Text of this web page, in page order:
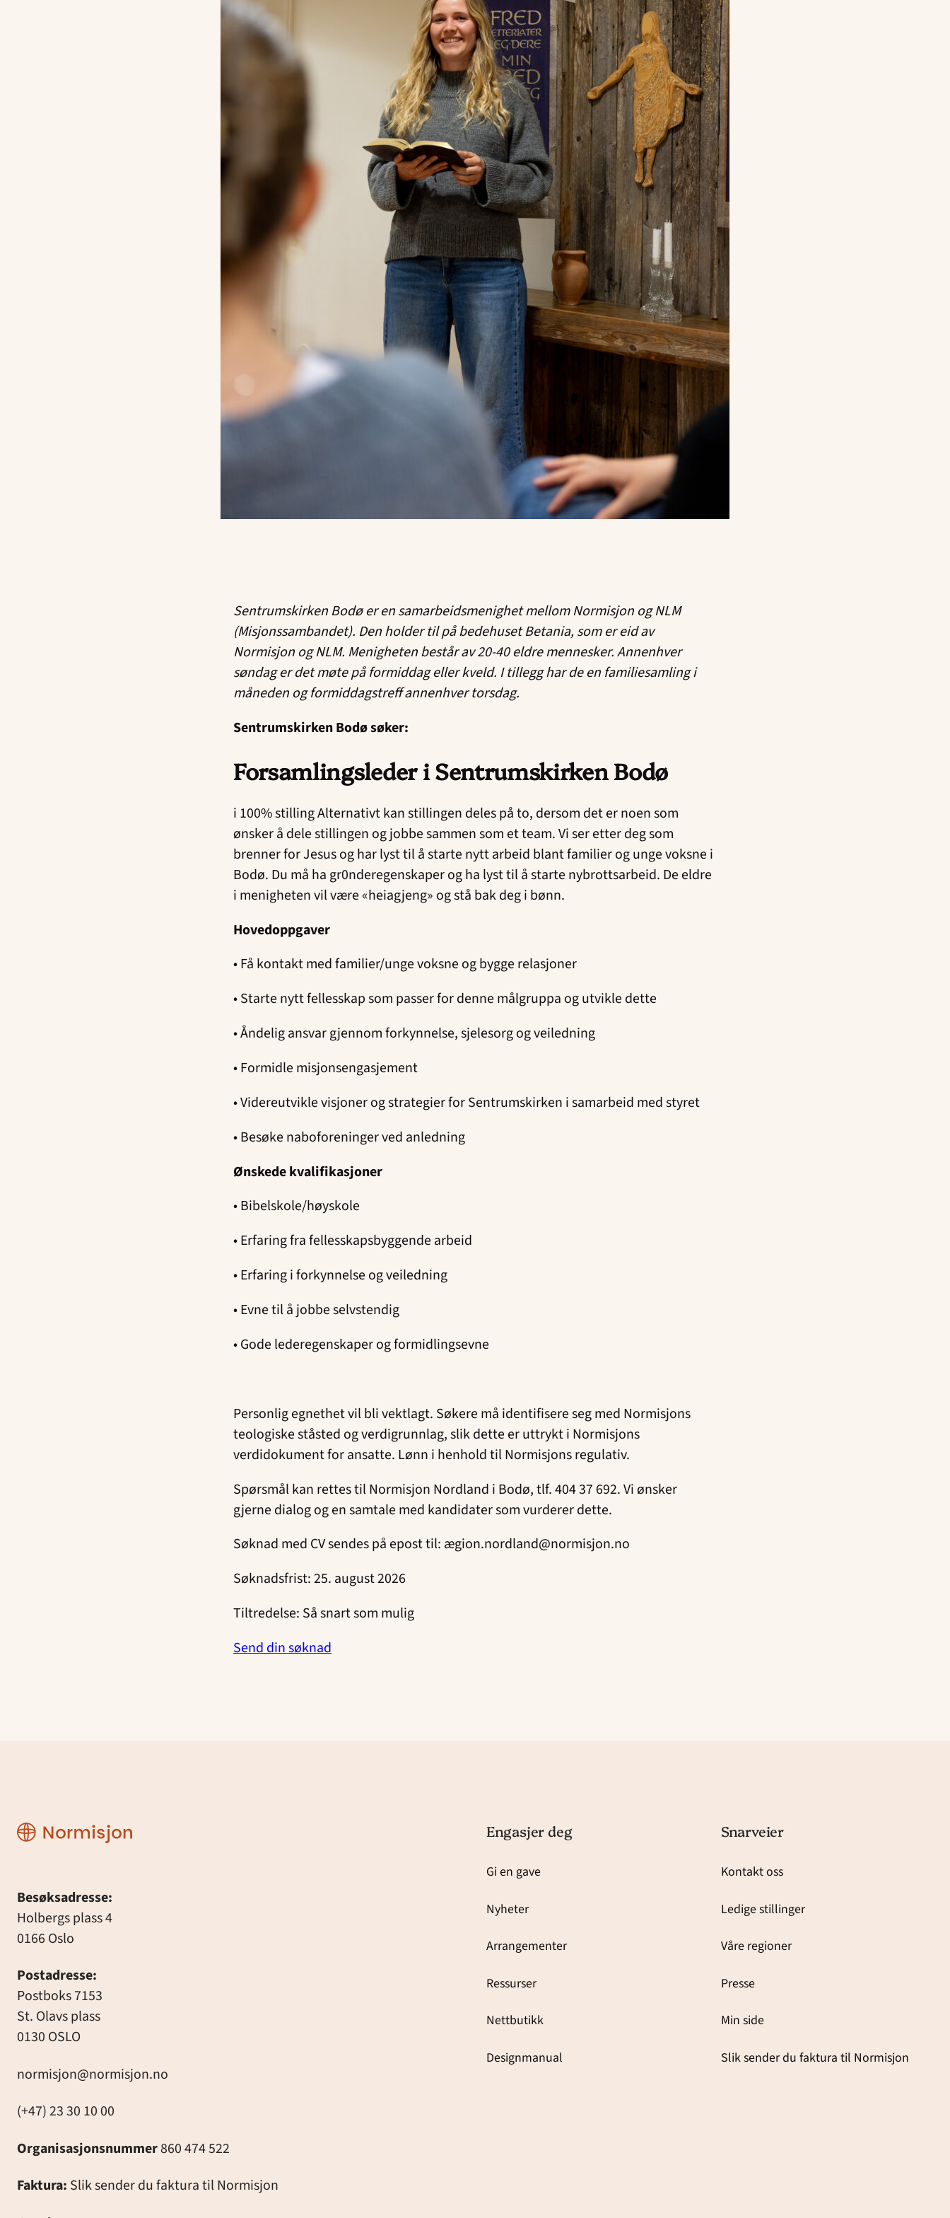
Sentrumskirken Bodø er en samarbeidsmenighet mellom Normisjon og NLM
(Misjonssambandet). Den holder til på bedehuset Betania, som er eid av
Normisjon og NLM. Menigheten består av 20-40 eldre mennesker. Annenhver
søndag er det møte på formiddag eller kveld. I tillegg har de en familiesamling i
måneden og formiddagstreff annenhver torsdag.
Sentrumskirken Bodø søker:
ForsamlingslederiSentrumskirken Bodø
i 100% stilling Alternativt kan stillingen deles på to, dersom det er noen som
ønsker å dele stillingen og jobbe sammen som et team. Vi ser etter deg som
brenner for Jesus og har lyst til å starte nytt arbeid blant familier og unge voksne i
Bodø. Du må ha gr0nderegenskaper og ha lyst til å starte nybrottsarbeid. De eldre
i menigheten vil være «heiagjeng» og stå bak deg i bønn.
Hovedoppgaver
• Få kontakt med familier/unge voksne og bygge relasjoner
• Starte nytt fellesskap som passer for denne målgruppa og utvikle dette
• Åndelig ansvar gjennom forkynnelse, sjelesorg og veiledning
• Formidle misjonsengasjement
• Videreutvikle visjoner og strategier for Sentrumskirken i samarbeid med styret
• Besøke naboforeninger ved anledning
Ønskede kvalifikasjoner
• Bibelskole/høyskole
• Erfaring fra fellesskapsbyggende arbeid
• Erfaring i forkynnelse og veiledning
• Evne til å jobbe selvstendig
• Gode lederegenskaper og formidlingsevne
Personlig egnethet vil bli vektlagt. Søkere må identifisere seg med Normisjons
teologiske ståsted og verdigrunnlag, slik dette er uttrykt i Normisjons
verdidokument for ansatte. Lønn i henhold til Normisjons regulativ.
Spørsmål kan rettes til Normisjon Nordland i Bodø, tlf. 404 37 692. Vi ønsker
gjerne dialog og en samtale med kandidater som vurderer dette.
Søknad med CV sendes på epost til: ægion.nordland@normisjon.no
Søknadsfrist: 25. august 2026
Tiltredelse: Så snart som mulig
Send din søknad
Normisjon
Besøksadresse:
Holbergs plass 4
0166 Oslo
Postadresse:
Postboks 7153
St. Olavs plass
0130 OSLO
normisjon@normisjon.no
(+47) 23 30 10 00
Organisasjonsnummer860 474 522
Faktura: Slik sender du faktura til Normisjon
Engasjer deg
Gi en gave
Nyheter
Arrangementer
Ressurser
Nettbutikk
Designmanual
Snarveier
Kontakt oss
Ledige stillinger
Våre regioner
Presse
Min side
Slik sender du faktura til Normisjon